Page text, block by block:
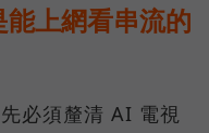
上網看串流的
必須釐清 AI 電視